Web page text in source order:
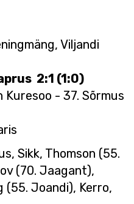
Viljandi
2:1 (1:0)
Kuresoo - 37. Sõrmus
Sikk, Thomson (55.
(70. Jaagant),
(55. Joandi), Kerro,